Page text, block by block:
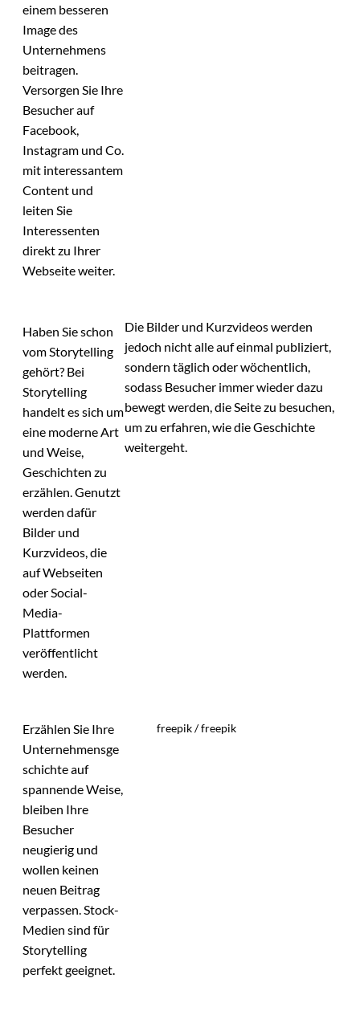
einem besseren
Image des
Unternehmens
beitragen.
Versorgen Sie Ihre
Besucher auf
Facebook,
Instagram und Co.
mit interessantem
Content und
leiten Sie
Interessenten
direkt zu Ihrer
Webseite weiter.
Haben Sie schon
vom Storytelling
gehört? Bei
Storytelling
handelt es sich um
eine moderne Art
und Weise,
Geschichten zu
erzählen. Genutzt
werden dafür
Bilder und
Kurzvideos, die
auf Webseiten
oder Social-
Media-
Plattformen
veröffentlicht
werden.
Die Bilder und Kurzvideos werden
jedoch nicht alle auf einmal publiziert,
sondern täglich oder wöchentlich,
sodass Besucher immer wieder dazu
bewegt werden, die Seite zu besuchen,
um zu erfahren, wie die Geschichte
weitergeht.
Erzählen Sie Ihre
Unternehmensge
schichte auf
spannende Weise,
bleiben Ihre
Besucher
neugierig und
wollen keinen
neuen Beitrag
verpassen. Stock-
Medien sind für
Storytelling
perfekt geeignet.
freepik / freepik